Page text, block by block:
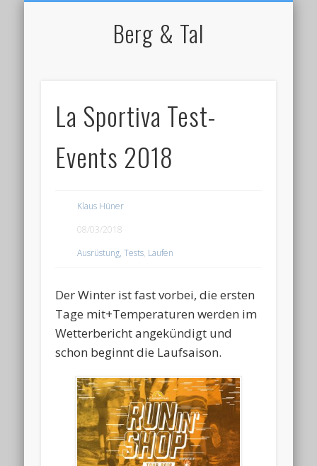
Berg & Tal
La Sportiva Test-
Events 2018
Klaus Hüner
08/03/2018
Ausrüstung, Tests, Laufen
Der Winter ist fast vorbei, die ersten
Tage mit+Temperaturen werden im
Wetterbericht angekündigt und
schon beginnt die Laufsaison.